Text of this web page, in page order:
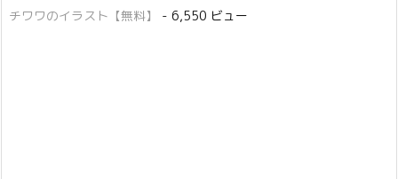
チワワのイラスト【無料】
- 6,550 ビュー